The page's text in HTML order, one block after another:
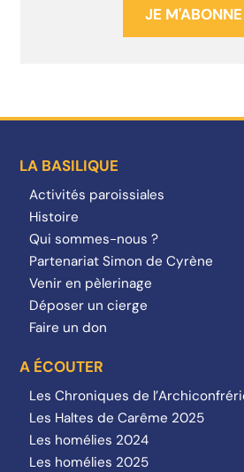
LA BASILIQUE
Activités paroissiales
Histoire
Qui sommes-nous ?
Partenariat Simon de Cyrène
Venir en pèlerinage
Déposer un cierge
Faire un don
A ÉCOUTER
Les Chroniques de
Les Haltes de Carême 2025
Les homélies 2024
Les homélies 2025